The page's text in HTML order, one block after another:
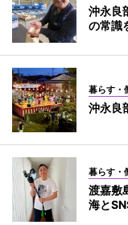
沖永良
の常識
暮らす・
沖永良
暮らす・
渡嘉敷
海と